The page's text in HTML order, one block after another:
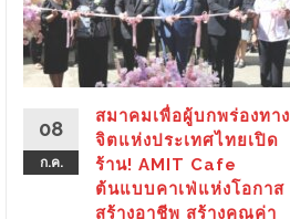
08
ก.ค.
สมาคมเพื่อผู้บกพร่องทาง
จิตแห่งประเทศไทยเปิด
ร้าน! AMIT Cafe
ต้นแบบคาเฟ่แห่งโอกาส
สร้างอาชีพ สร้างคุณค่า